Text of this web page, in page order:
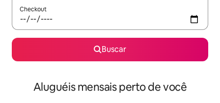
Checkout
Buscar
Aluguéis mensais perto de você